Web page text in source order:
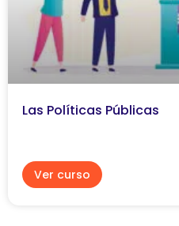
Las Políticas Públicas
Ver curso